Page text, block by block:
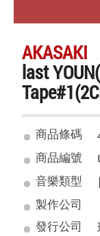
AKASAKI
last
商品條碼
商品編號
音樂類型
製作公司
發行公司